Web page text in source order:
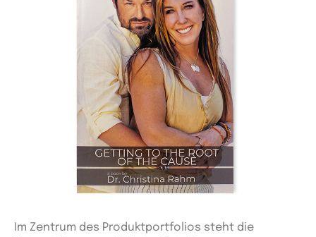
Im Zentrum des Produktportfolios steht die